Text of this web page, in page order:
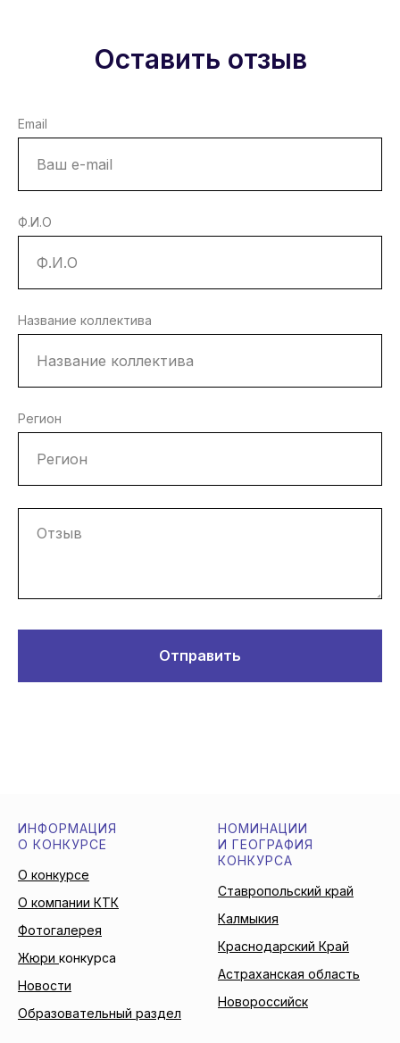
Оставить отзыв
Email
Ф.И.О
Название коллектива
Регион
Отправить
ИНФОРМАЦИЯ
О КОНКУРСЕ
О конкурсе
О компании КТК
Фотогалерея
Жюри конкурса
Новости
Образовательный раздел
НОМИНАЦИИ
И ГЕОГРАФИЯ
КОНКУРСА
Ставропольский край
Калмыкия
Краснодарский Край
Астраханская область
Новороссийск